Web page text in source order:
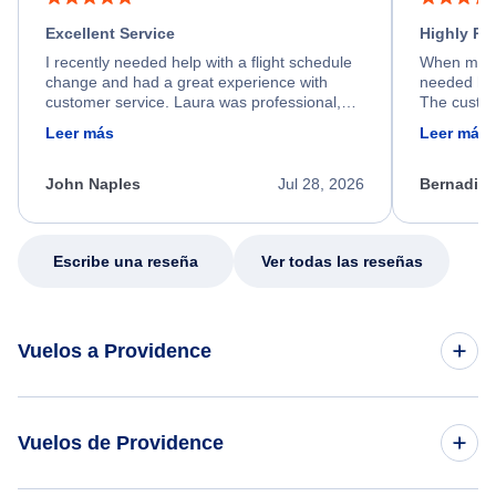
Excellent Service
I recently needed help with a flight schedule
change and had a great experience with
customer service. Laura was professional,
friendly, and very helpful throughout the
process. She quickly found a solution and
appreciate her excellent service.
Leer más
Jul 28, 2026
John Naples
Highly
When my
needed
The
calm,
my issue.
Leer más
Escribe una reseña Ver todas las reseñas
Vuelos a Providence
Vuelos de Providence